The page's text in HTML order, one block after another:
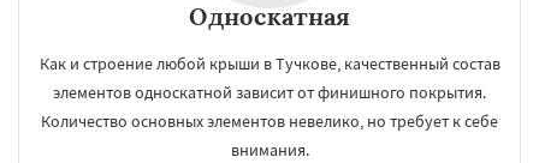
Односкатная
Как и строение любой крыши в Тучкове, качественный состав
элементов односкатной зависит от финишного покрытия.
Количество основных элементов невелико, но требует к себе
внимания.